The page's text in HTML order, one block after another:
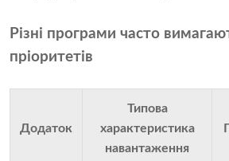
Різні програми часто
пріоритетів
Додаток
Типова
характеристика
навантаження